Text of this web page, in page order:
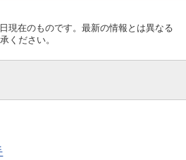
現在のものです。最新の情報とは異なる
ください。